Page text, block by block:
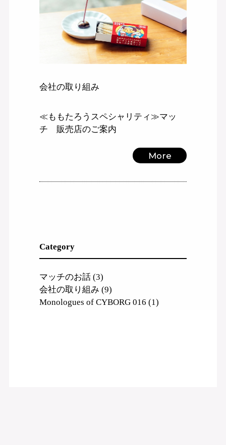
会社の取り組み
≪ももたろうスペシャリティ≫マッ
チ 販売店のご案内
More
Category
マッチのお話(3)
会社の取り組み (9)
Monologues of CYBORG 016 (1)